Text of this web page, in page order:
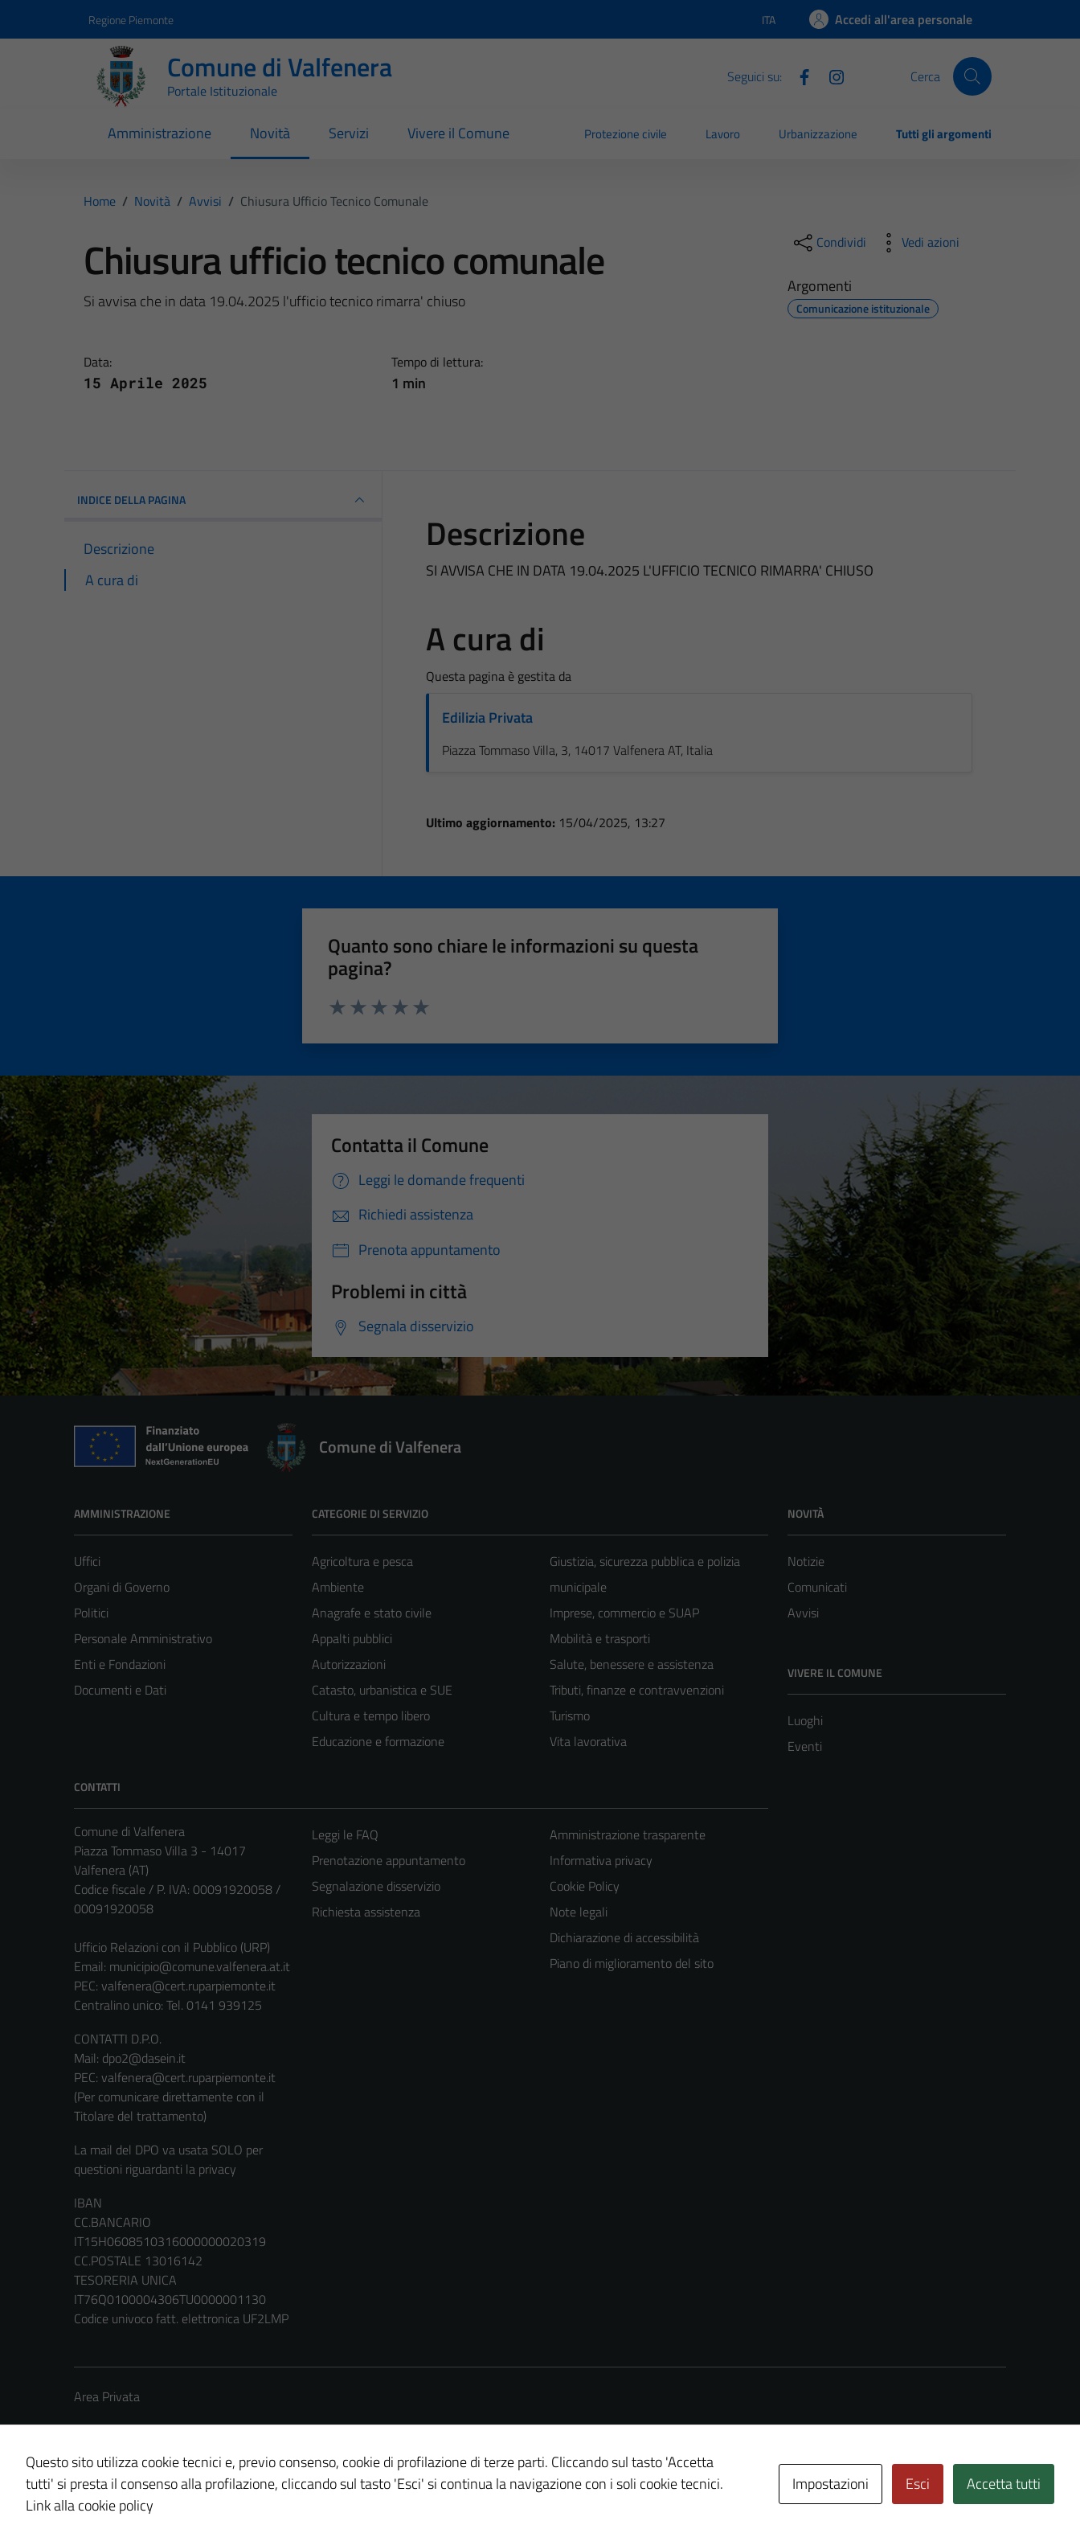
Regione Piemonte Lingua attiva:
ITA Accedi all'area personale
Comune di Valfenera
Portale Istituzionale
Seguici su: Cerca
Amministrazione Novità Servizi Vivere il Comune Protezione civile Lavoro Urbanizzazione Tutti gli argomenti
Home / Novità / Avvisi / Chiusura Ufficio Tecnico Comunale
Chiusura ufficio tecnico comunale
Si avvisa che in data 19.04.2025 l'ufficio tecnico rimarra' chiuso
Data:
15 Aprile 2025
Tempo di lettura:
1 min
Condividi Vedi azioni
Argomenti
Comunicazione istituzionale
INDICE DELLA PAGINA
Descrizione
A cura di
Descrizione
SI AVVISA CHE IN DATA 19.04.2025 L'UFFICIO TECNICO RIMARRA' CHIUSO
A cura di
Questa pagina è gestita da
Edilizia Privata
Piazza Tommaso Villa, 3, 14017 Valfenera AT, Italia
Ultimo aggiornamento: 15/04/2025, 13:27
Quanto sono chiare le informazioni su questa
pagina?
Contatta il Comune
Leggi le domande frequenti
Richiedi assistenza
Prenota appuntamento
Problemi in città
Segnala disservizio
Comune di Valfenera
AMMINISTRAZIONE
Uffici
Organi di Governo
Politici
Personale Amministrativo
Enti e Fondazioni
Documenti e Dati
CATEGORIE DI SERVIZIO
Agricoltura e pesca
Ambiente
Anagrafe e stato civile
Appalti pubblici
Autorizzazioni
Catasto, urbanistica e SUE
Cultura e tempo libero
Educazione e formazione
Giustizia, sicurezza pubblica e polizia
municipale
Imprese, commercio e SUAP
Mobilità e trasporti
Salute, benessere e assistenza
Tributi, finanze e contravvenzioni
Turismo
Vita lavorativa
NOVITÀ
Notizie
Comunicati
Avvisi
VIVERE IL COMUNE
Luoghi
Eventi
CONTATTI
Comune di Valfenera
Piazza Tommaso Villa 3 - 14017
Valfenera (AT)
Codice fiscale / P. IVA: 00091920058 /
00091920058
Ufficio Relazioni con il Pubblico (URP)
Email: municipio@comune.valfenera.at.it
PEC: valfenera@cert.ruparpiemonte.it
Centralino unico: Tel. 0141 939125
CONTATTI D.P.O.
Mail: dpo2@dasein.it
PEC: valfenera@cert.ruparpiemonte.it
(Per comunicare direttamente con il
Titolare del trattamento)
La mail del DPO va usata SOLO per
questioni riguardanti la privacy
IBAN
CC.BANCARIO
IT15H0608510316000000020319
CC.POSTALE 13016142
TESORERIA UNICA
IT76Q0100004306TU0000001130
Codice univoco fatt. elettronica UF2LMP
Leggi le FAQ
Prenotazione appuntamento
Segnalazione disservizio
Richiesta assistenza
Amministrazione trasparente
Informativa privacy
Cookie Policy
Note legali
Dichiarazione di accessibilità
Piano di miglioramento del sito
Area Privata
Credits: © Technical Design s.r.l.
Questo sito utilizza cookie tecnici e, previo consenso, cookie di profilazione di terze parti. Cliccando sul tasto 'Accetta
tutti' si presta il consenso alla profilazione, cliccando sul tasto 'Esci' si continua la navigazione con i soli cookie tecnici.
Link alla cookie policy
Impostazioni Esci Accetta tutti
Tecnici